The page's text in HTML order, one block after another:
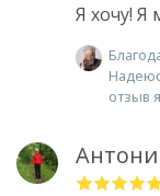
Я хочу! Я
отзыв